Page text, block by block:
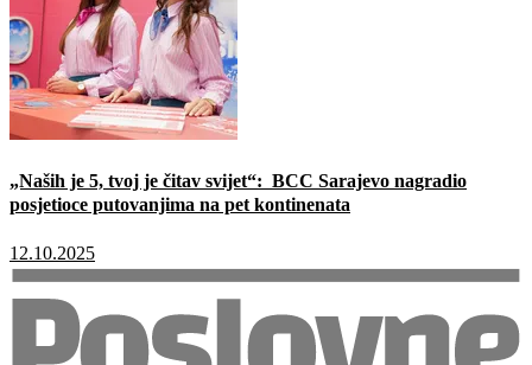
„Naših je 5, tvoj je čitav svijet“: BCC Sarajevo nagradio
posjetioce putovanjima na pet kontinenata
12.10.2025